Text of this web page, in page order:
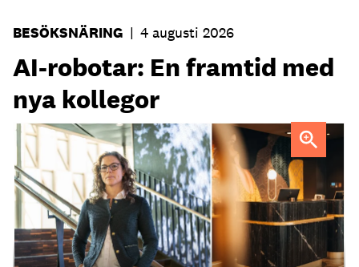
BESÖKSNÄRING | 4 augusti 2026
AI-robotar: En framtid med
nya kollegor
Professor Kristina Palm FOTO: Theresia Viska FOTO:
Dylan Calluy / Unsplash